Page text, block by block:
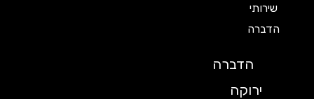
שירותי
הדברה
הדברה
ירוקה